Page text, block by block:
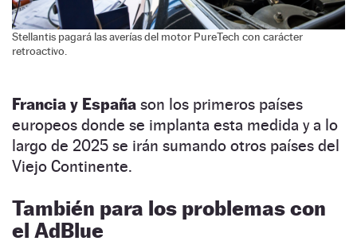
Stellantis pagará las averías del motor PureTech con carácter
retroactivo.
Francia y España son los primeros países
europeos donde se implanta esta medida y a lo
largo de 2025 se irán sumando otros países del
Viejo Continente.
También para los problemas con
el AdBlue